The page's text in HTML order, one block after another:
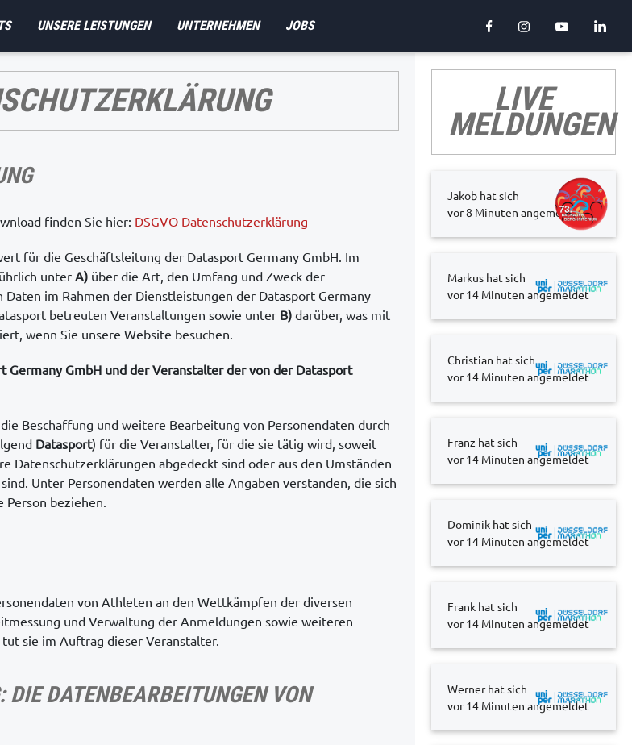
UNSERE LEISTUNGEN UNTERNEHMEN JOBS
finden Sie hier: DSGVO Datenschutzerklärung
für die Geschäftsleitung der Datasport Germany GmbH. Im
unter A)über die Art, den Umfang und Zweck der
im Rahmen der Dienstleistungen der Datasport Germany
betreuten Veranstaltungen sowie unter B)darüber, was mit
wenn Sie unsere Website besuchen.
Germany GmbH und der Veranstalter der von der Datasport
Beschaffung und weitere Bearbeitung von Personendaten durch
Datasport) für die Veranstalter, für die sie tätig wird, soweit
Datenschutzerklärungen abgedeckt sind oder aus den Umständen
Unter Personendaten werden alle Angaben verstanden, die sich
beziehen.
von Athleten an den Wettkämpfen der diversen
und Verwaltung der Anmeldungen sowie weiteren
sie im Auftrag dieser Veranstalter.
DATENBEARBEITUNGEN VON
LIVE
MELDUNGEN
Jakob hat sich
vor 8 Minuten angemeldet
Markus hat sich
vor 14 Minuten angemeldet
Christian hat sich
vor 14 Minuten angemeldet
Franz hat sich
vor 14 Minuten angemeldet
Dominik hat sich
vor 14 Minuten angemeldet
Frank hat sich
vor 14 Minuten angemeldet
Werner hat sich
vor 14 Minuten angemeldet